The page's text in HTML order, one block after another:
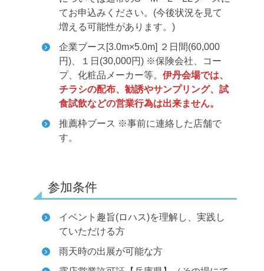
てお申込みください。(今後状況を見て
増える可能性があります。)
企業ブース[3.0m×5.0m] ２日間(60,000
円)、１日(30,000円) ※保険会社、コー
プ、化粧品メーカー等。 伊丹会場では、
チラシの配布、勧誘やサンプリング、試
食試飲などの営業行為は出来ません。
推薦枠ブース ※事前に連絡した店舗で
す。
参加条件
イベント趣旨(ロハス)を理解し、実践し
ていただける方
雨天時の出展が可能な方